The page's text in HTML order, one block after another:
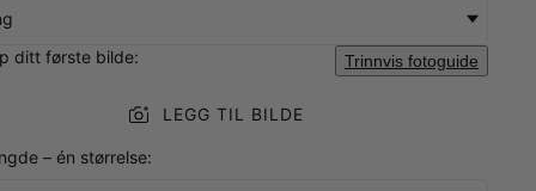
ditt første bilde:
Trinnvis fotoguide
LEGG TIL BILDE
– én størrelse: